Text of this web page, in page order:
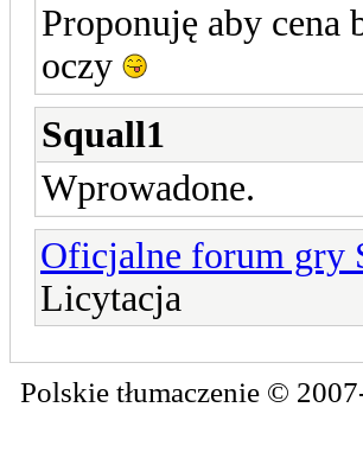
Proponuję aby cena
oczy
Squall1
Wprowadone.
Oficjalne forum gry
Licytacja
Polskie tłumaczenie ©